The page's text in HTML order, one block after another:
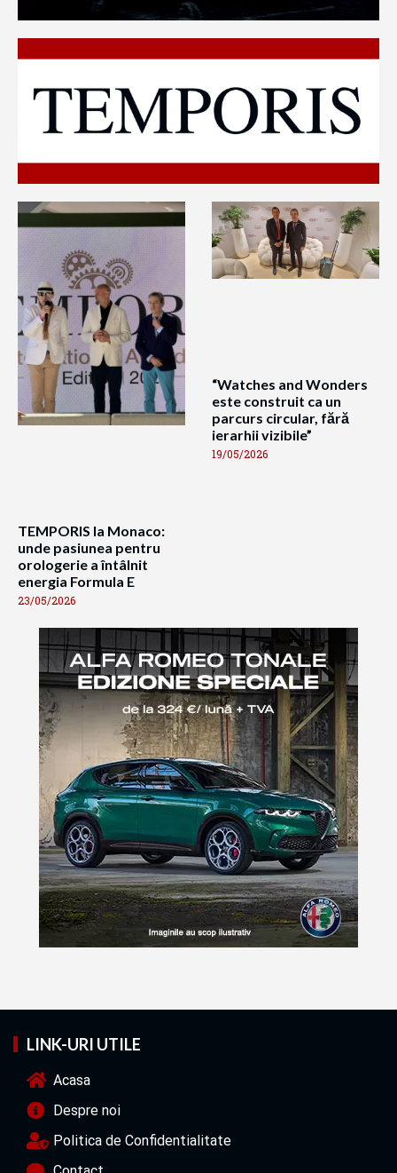
TEMPORIS la Monaco:
unde pasiunea pentru
orologerie a întâlnit
energia Formula E
23/05/2026
“Watches and Wonders
este construit ca un
parcurs circular, fără
ierarhii vizibile”
19/05/2026
LINK-URI UTILE
Acasa
Despre noi
Politica de Confidentialitate